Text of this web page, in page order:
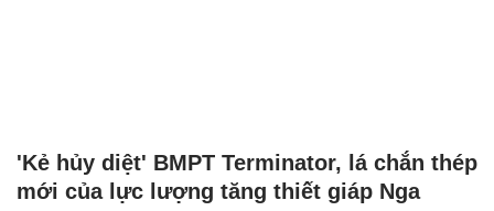
'Kẻ hủy diệt' BMPT Terminator, lá chắn thép
mới của lực lượng tăng thiết giáp Nga